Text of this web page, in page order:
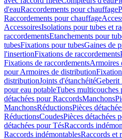
d'eauRaccordements pour chauffage
Raccordements pour chauffage
AccessoiresIsolations pour tubes et
raccordementsEtanchements pour
tubesFixations pour tubesGaines de
l'insertionFixations de raccordements
Fixations de raccordementsArmoires
pour Armoires de distribution
distributionJoints d'étanchéitéGeberit
pour eau potableTubes multicouches
détachées pour RaccordsManchons
ManchonsRéductionsPièces
RéductionsCoudesPièces détachées
détachées pour TésRaccords
Raccords indémontablesRaccords et